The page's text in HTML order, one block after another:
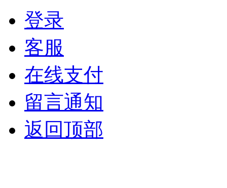
登录
客服
在线支付
留言通知
返回顶部